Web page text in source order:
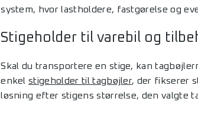
system, hvor lastholdere, fastgørelse og
Stigeholder til varebil og
Skal du transportere en stige, kan
enkelstigeholder til tagbøjler, der fikserer
løsning efter stigens størrelse, den valgte